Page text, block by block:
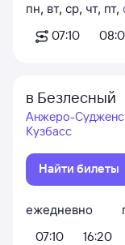
пн, вт, ср, чт, пт,
07:10
в Безлесный
Анжеро-
Кузбасс
Найти билеты
ежедневно
07:10
16:20